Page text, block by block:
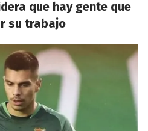
que hay gente que
su trabajo